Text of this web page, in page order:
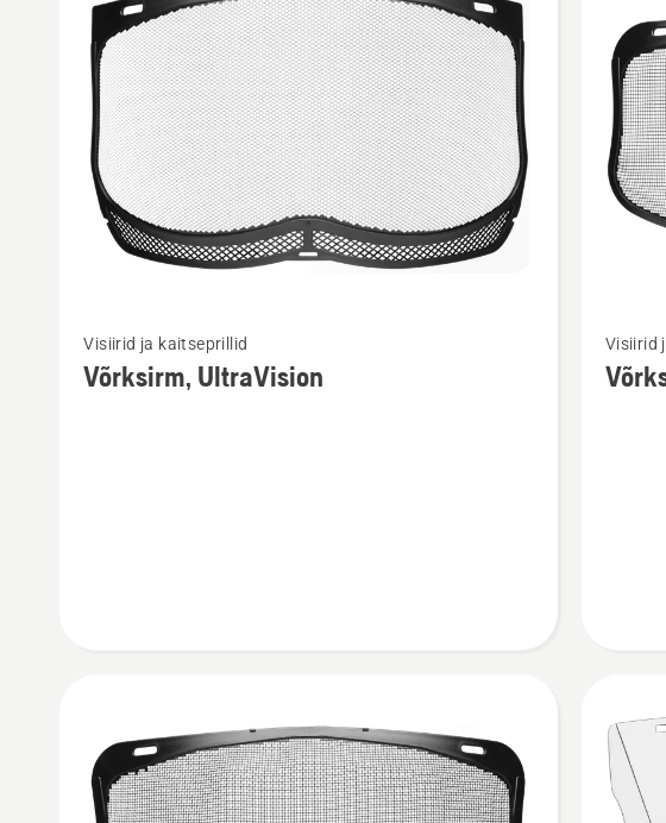
rohkem
üksikasju
Visiirid ja kaitseprillid
Võrksirm, UltraVision
rohkem
Visiirid